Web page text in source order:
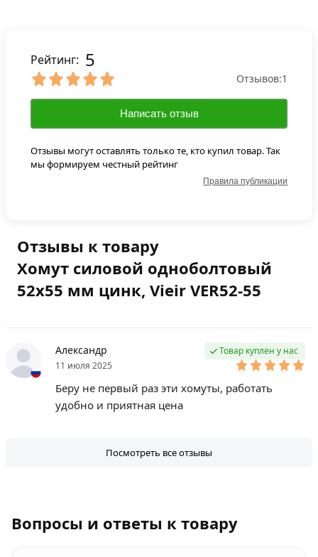
Отзывы к товару
Хомут силовой одноболтовый
52х55 мм цинк, Vieir VER52-55
Александр
11 июля 2025
Товар куплен у нас
Беру не первый раз эти хомуты, работать
удобно и приятная цена
Посмотреть все отзывы
Рейтинг: 5
Отзывов:1
Написать отзыв
Отзывы могут оставлять только те, кто купил товар. Так
мы формируем честный рейтинг
Правила публикации
Вопросы и ответы к товару